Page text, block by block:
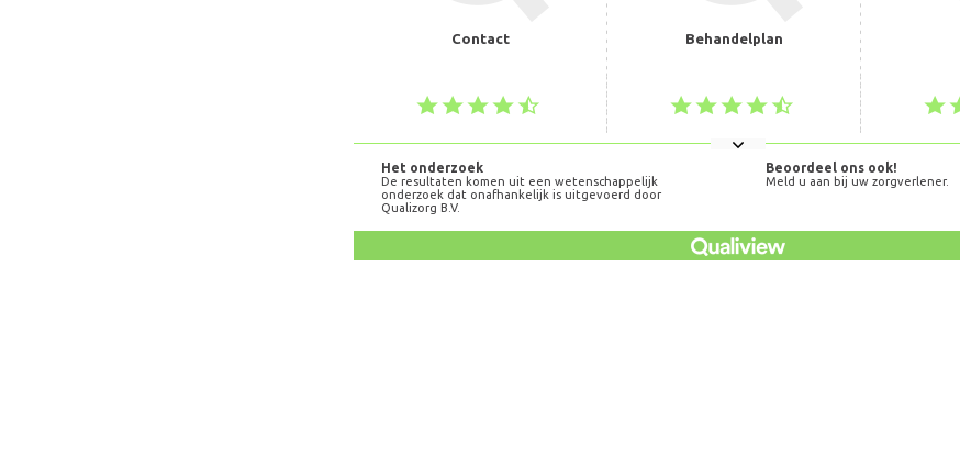
Contact Behandelplan
Het onderzoek
De resultaten komen uit een wetenschappelijk
onderzoek dat onafhankelijk is uitgevoerd door
Qualizorg B.V.
Beoordeel ons ook!
Meld u aan bij uw zorgverlener.